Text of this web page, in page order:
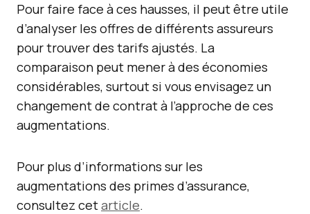
Pour faire face à ces hausses, il peut être utile
d’analyser les offres de différents assureurs
pour trouver des tarifs ajustés. La
comparaison peut mener à des économies
considérables, surtout si vous envisagez un
changement de contrat à l’approche de ces
augmentations.
Pour plus d’informations sur les
augmentations des primes d’assurance,
consultez cetarticle.